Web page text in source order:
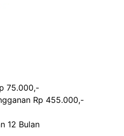
75.000,-
Rp 455.000,-
12 Bulan